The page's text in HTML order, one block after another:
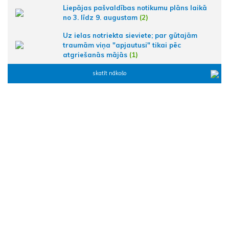
Liepājas pašvaldības notikumu plāns laikā
no 3. līdz 9. augustam (2)
Uz ielas notriekta sieviete; par gūtajām
traumām viņa "apjautusi" tikai pēc
atgriešanās mājās (1)
skatīt nākošo